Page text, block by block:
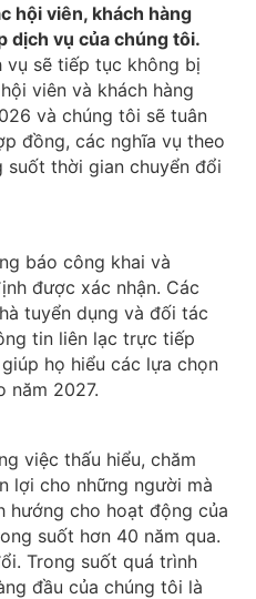
hội viên, khách hàng
dịch vụ của chúng tôi.
vụ sẽ tiếp tục không bị
viên và khách hàng
và chúng tôi sẽ tuân
đồng, các nghĩa vụ theo
thời gian chuyển đổi
báo công khai và
được xác nhận. Các
tuyển dụng và đối tác
tin liên lạc trực tiếp
họ hiểu các lựa chọn
năm 2027.
việc thấu hiểu, chăm
lợi cho những người mà
hướng cho hoạt động của
suốt hơn 40 năm qua.
Trong suốt quá trình
đầu của chúng tôi là